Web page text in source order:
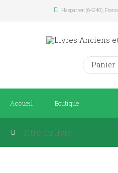
Hasparren (64240),
Panier
Accueil Boutique